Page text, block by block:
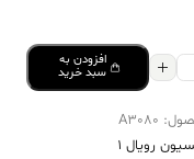
افزودن به
سبد خرید
A3080
رویال 1